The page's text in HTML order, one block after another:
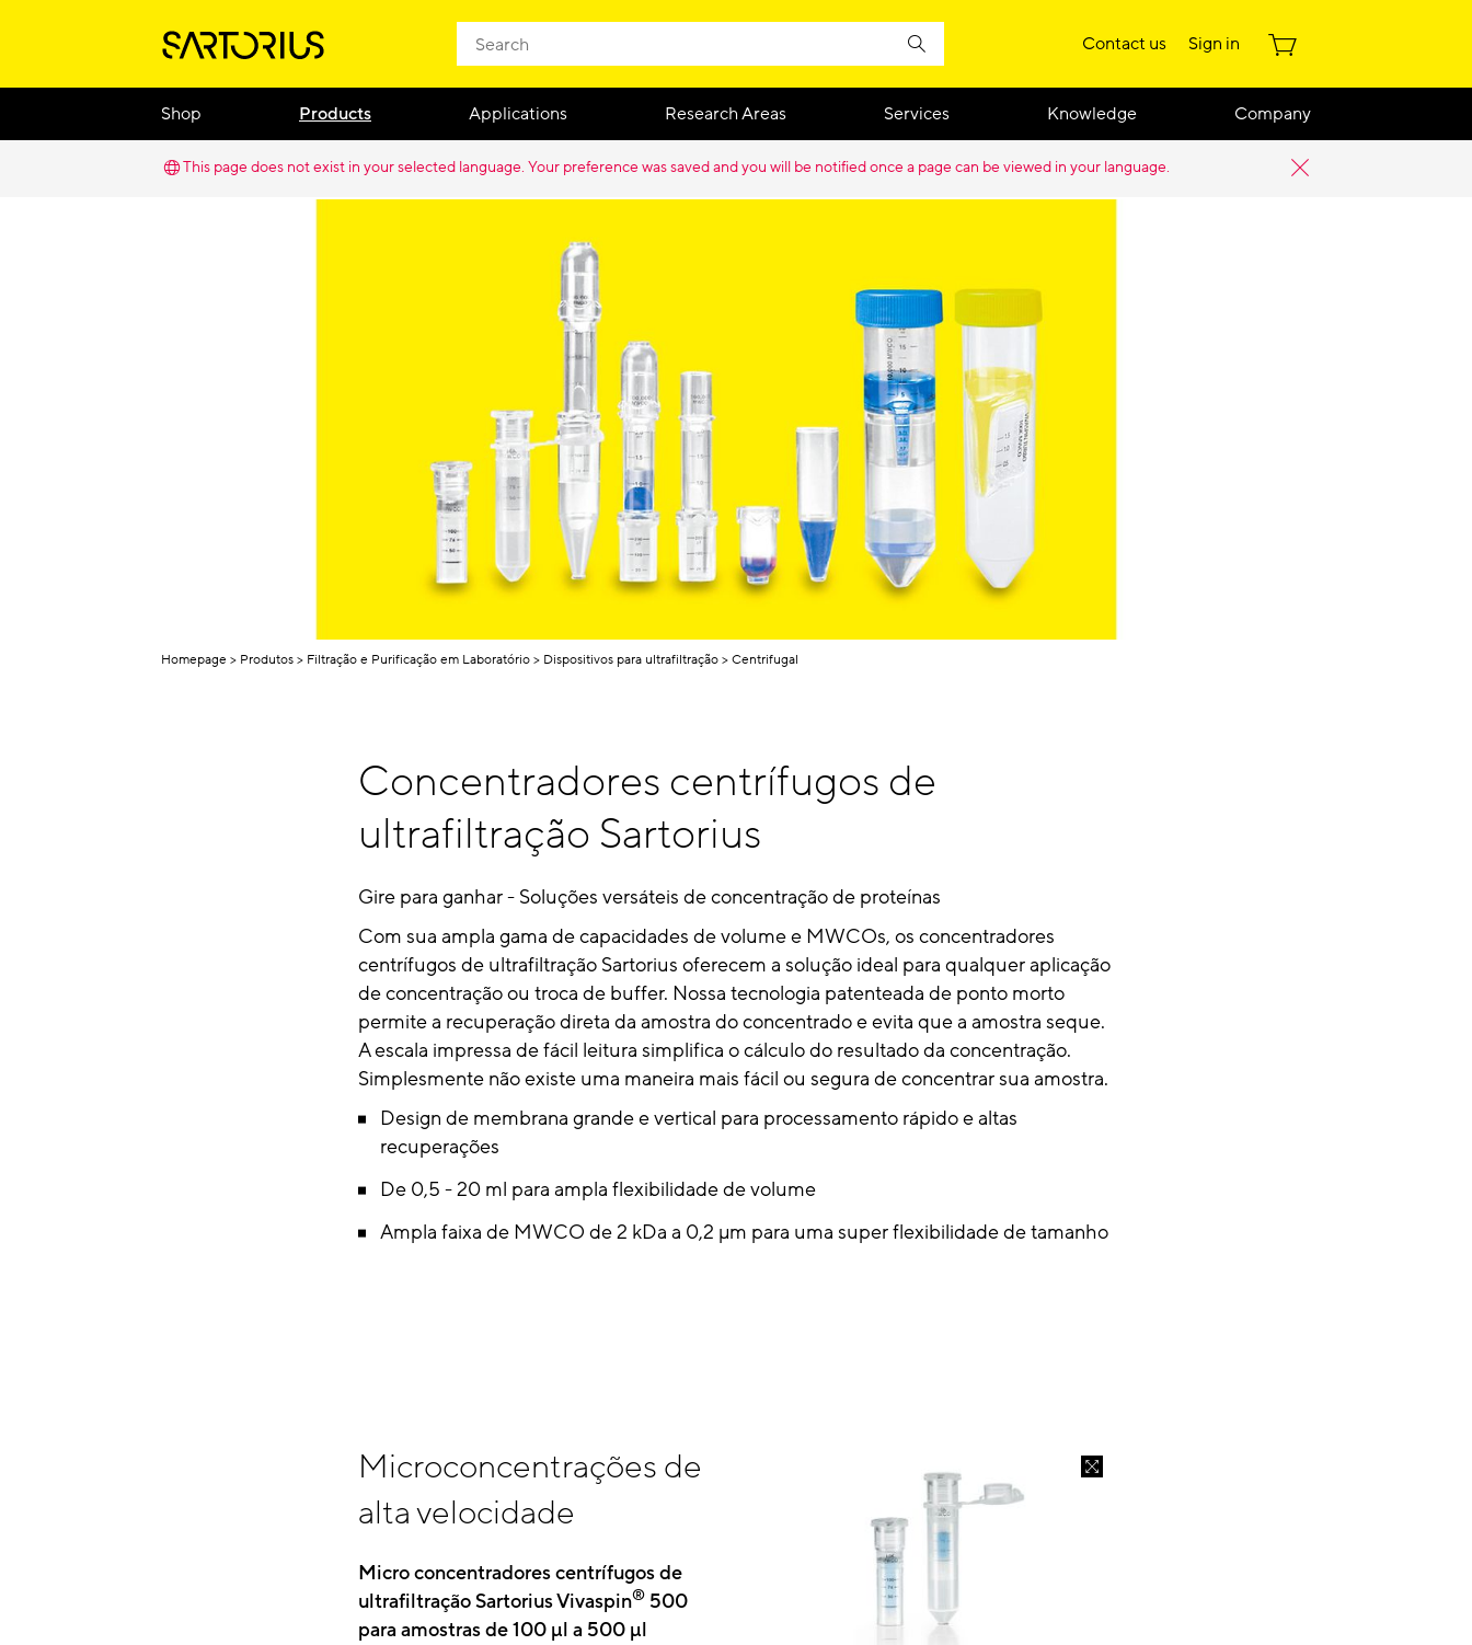
Contact us Sign in
Shop Products Applications Research Areas Services Knowledge Company
This page does not exist in your selected language. Your preference was saved and you will be notified once a page can be viewed in your language.
Homepage Produtos Filtração e Purificação em Laboratório Dispositivos para ultrafiltração Centrifugal
Concentradores centrífugos de
ultrafiltração Sartorius
Gire para ganhar - Soluções versáteis de concentração de proteínas
Com sua ampla gama de capacidades de volume e MWCOs, os concentradores
centrífugos de ultrafiltração Sartorius oferecem a solução ideal para qualquer aplicação
de concentração ou troca de buffer. Nossa tecnologia patenteada de ponto morto
permite a recuperação direta da amostra do concentrado e evita que a amostra seque.
A escala impressa de fácil leitura simplifica o cálculo do resultado da concentração.
Simplesmente não existe uma maneira mais fácil ou segura de concentrar sua amostra.
Design de membrana grande e vertical para processamento rápido e altas
recuperações
De 0,5 - 20 ml para ampla flexibilidade de volume
Ampla faixa de MWCO de 2 kDa a 0,2 μm para uma super flexibilidade de tamanho
Microconcentrações de
alta velocidade
Micro concentradores centrífugos de
ultrafiltração Sartorius Vivaspin® 500
para amostras de 100 µl a 500 µl